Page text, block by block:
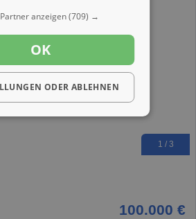
1 / 3
100.000 €
anzeigen(709) →
OK
ODER ABLEHNEN